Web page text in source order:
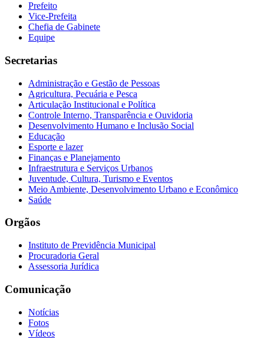
Prefeito
Vice-Prefeita
Chefia de Gabinete
Equipe
Secretarias
Administração e Gestão de Pessoas
Agricultura, Pecuária e Pesca
Articulação Institucional e Política
Controle Interno, Transparência e Ouvidoria
Desenvolvimento Humano e Inclusão Social
Educação
Esporte e lazer
Finanças e Planejamento
Infraestrutura e Serviços Urbanos
Juventude, Cultura, Turismo e Eventos
Meio Ambiente, Desenvolvimento Urbano e Econômico
Saúde
Orgãos
Instituto de Previdência Municipal
Procuradoria Geral
Assessoria Jurídica
Comunicação
Notícias
Fotos
Vídeos